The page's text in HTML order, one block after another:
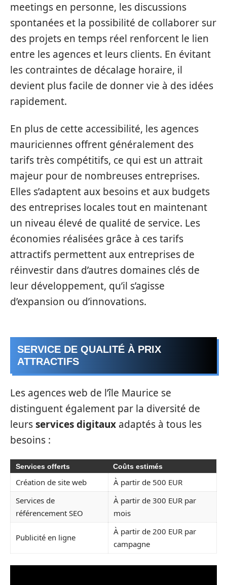
meetings en personne, les discussions
spontanées et la possibilité de collaborer sur
des projets en temps réel renforcent le lien
entre les agences et leurs clients. En évitant
les contraintes de décalage horaire, il
devient plus facile de donner vie à des idées
rapidement.
En plus de cette accessibilité, les agences
mauriciennes offrent généralement des
tarifs très compétitifs, ce qui est un attrait
majeur pour de nombreuses entreprises.
Elles s’adaptent aux besoins et aux budgets
des entreprises locales tout en maintenant
un niveau élevé de qualité de service. Les
économies réalisées grâce à ces tarifs
attractifs permettent aux entreprises de
réinvestir dans d’autres domaines clés de
leur développement, qu’il s’agisse
d’expansion ou d’innovations.
SERVICE DE QUALITÉ À PRIX
ATTRACTIFS
Les agences web de l’île Maurice se
distinguent également par la diversité de
leursservices digitaux adaptés à tous les
besoins :
Services offerts Coûts estimés
Création de site web
À partir de 500 EUR
Services de
référencement SEO
À partir de 300 EUR par
mois
Publicité en ligne
À partir de 200 EUR par
campagne